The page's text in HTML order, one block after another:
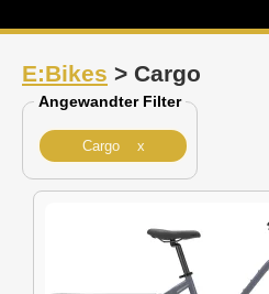
E:Bikes > Cargo
Angewandter Filter
Cargo x